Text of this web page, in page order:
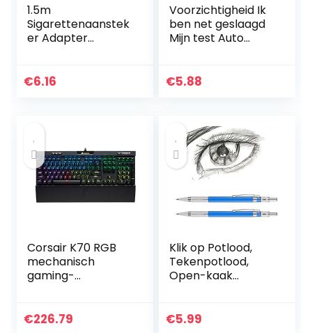
1.5m
Sigarettenaanstek
er Adapter
Sigarettenaanstek
24V
€6.16
Voorzichtigheid Ik
ben net geslaagd
Mijn test Auto
ben net geslaagd
Rijden Test , Baby
aan boord,
Grappig Auto
teken, Rijden
€5.88
Corsair K70 RGB
mechanisch
gaming-
€226.79
Klik op Potlood,
Tekenpotlood,
Open-kaak
proefdrukken
€5.99